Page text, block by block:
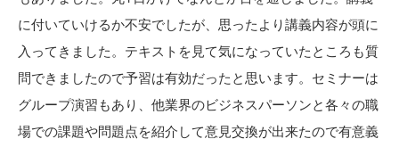
に付いていけるか不安でしたが、思ったより講義内容が頭に
入ってきました。テキストを見て気になっていたところも質
問できましたので予習は有効だったと思います。セミナーは
グループ演習もあり、他業界のビジネスパーソンと各々の職
場での課題や問題点を紹介して意見交換が出来たので有意義